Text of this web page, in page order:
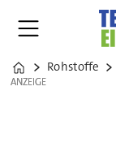
Home
Rohstoffe
ANZEIGE
ANZEIGE